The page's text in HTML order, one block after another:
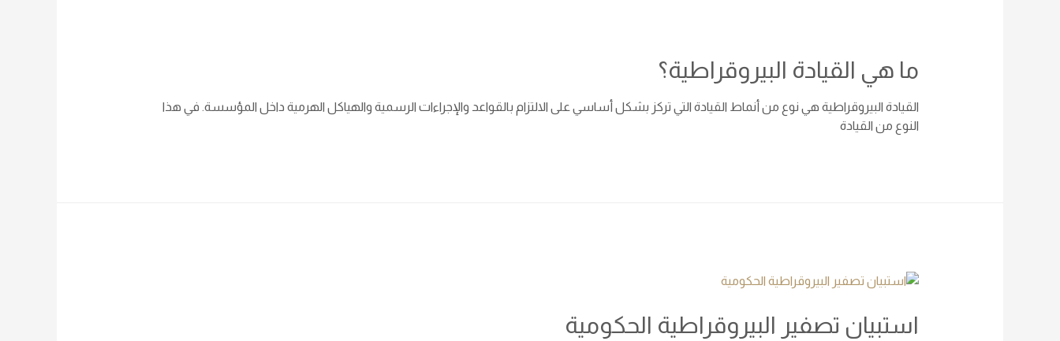
ما هي القيادة البيروقراطية؟
القيادة البيروقراطية هي نوع من أنماط القيادة التي تركز بشكل أساسي على الالتزام بالقواعد والإجراءات الرسمية والهياكل الهرمية داخل المؤسسة. في هذا
النوع من القيادة
استبيان تصفير البيروقراطية الحكومية